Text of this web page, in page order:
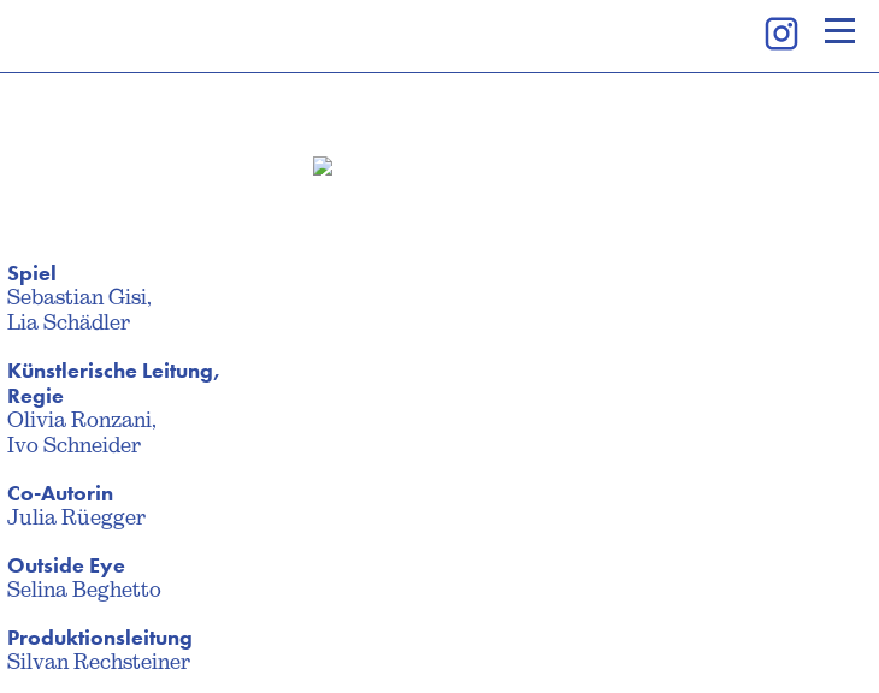
Spiel
Sebastian Gisi,
Lia Schädler
Künstlerische Leitung,
Regie
Olivia Ronzani,
Ivo Schneider
Co-Autorin
Julia Rüegger
Outside Eye
Selina Beghetto
Produktionsleitung
Silvan Rechsteiner